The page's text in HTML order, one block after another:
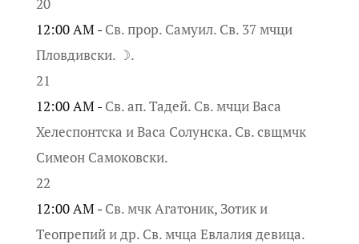
12:00 AM - Св. прор. Самуил. Св. 37 мчци
Пловдивски. ☽.
21
12:00 AM - Св. ап. Тадей. Св. мчци Васа
Хелеспонтска и Васа Солунска. Св. свщмчк
Симеон Самоковски.
22
12:00 AM - Св. мчк Агатоник, Зотик и
Теопрепий и др. Св. мчца Евлалия девица.